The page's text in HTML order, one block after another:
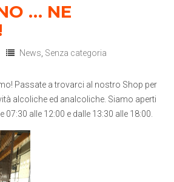
… NE
News Senza categoria
Passate a trovarci al nostro Shop per
alcoliche ed analcoliche. Siamo aperti
07:30 alle 12:00 e dalle 13:30 alle 18:00.